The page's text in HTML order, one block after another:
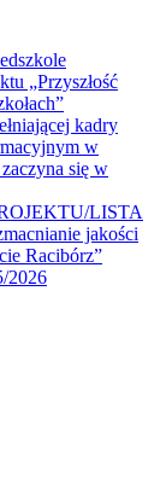
„Przyszłość
kadry
w
się w
LISTA
jakości
Racibórz”
2026